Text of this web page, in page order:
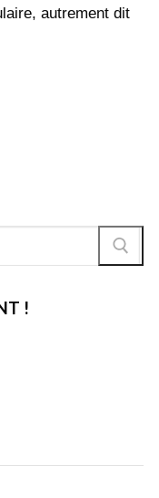
autrement dit
!